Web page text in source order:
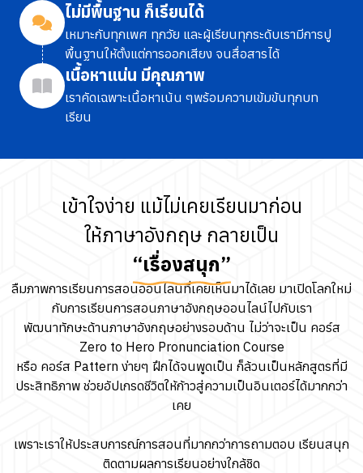
ไม่มีพื้นฐาน ก็เรียนได้
เหมาะกับทุกเพศ ทุกวัย และผู้เรียนทุกระดับเรามีการปู
พื้นฐานให้ตั้งแต่การออกเสียง จนสื่อสารได้
เนื้อหาแน่น มีคุณภาพ
เราคัดเฉพาะเนื้อหาเน้น ๆพร้อมความเข้มข้นทุกบท
เรียน
เข้าใจง่าย แม้ไม่เคยเรียนมาก่อน
ให้ภาษาอังกฤษ กลายเป็น
“เรื่องสนุก”
ลืมภาพการเรียนการสอนออนไลน์ที่เคยเห็นมาได้เลย มาเปิดโลกใหม่
กับการเรียนการสอนภาษาอังกฤษออนไลน์ไปกับเรา
พัฒนาทักษะด้านภาษาอังกฤษอย่างรอบด้าน ไม่ว่าจะเป็น คอร์ส
Zero to Hero Pronunciation Course
หรือ คอร์ส Pattern ง่ายๆ ฝึกได้จนพูดเป็น ก็ล้วนเป็นหลักสูตรที่มี
ประสิทธิภาพ ช่วยอัปเกรดชีวิตให้ก้าวสู่ความเป็นอินเตอร์ได้มากกว่า
เคย
เพราะเราให้ประสบการณ์การสอนที่มากกว่าการถามตอบ เรียนสนุก
ติดตามผลการเรียนอย่างใกล้ชิด